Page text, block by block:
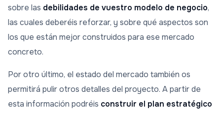
sobre las debilidades de vuestro modelo de negocio,
las cuales deberéis reforzar, y sobre qué aspectos son
los que están mejor construidos para ese mercado
concreto.
Por otro último, el estado del mercado también os
permitirá pulir otros detalles del proyecto. A partir de
esta información podréis construir el plan estratégico